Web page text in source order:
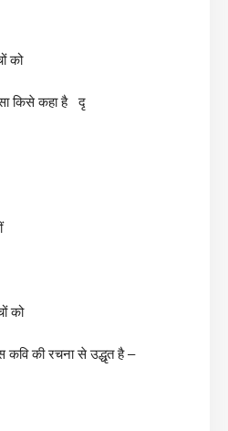
को
किसे कहा है दृ
को
कवि की रचना से उद्धृत है –